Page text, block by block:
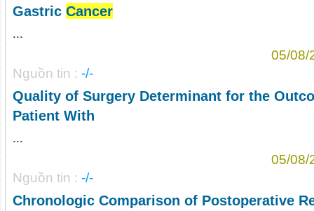
Gastric Cancer
...
05/08/
Nguồn tin : -/-
Quality of Surgery Determinant for the
Patient With
...
05/08/
Nguồn tin : -/-
Chronologic Comparison of Postoperative